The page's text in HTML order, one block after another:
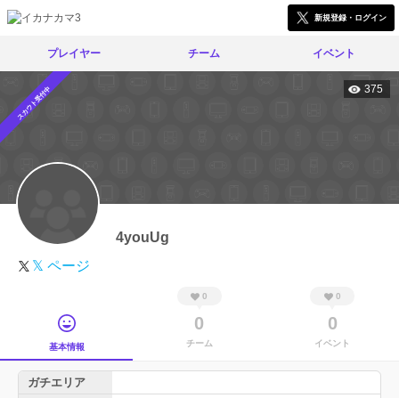
新規登録・ログイン
プレイヤー チーム イベント
スカウト受付中 375
4youUg
𝕏 ページ
基本情報
0
0
チーム
0
0
イベント
ガチエリア